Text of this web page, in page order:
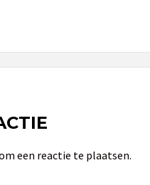
een reactie te plaatsen.